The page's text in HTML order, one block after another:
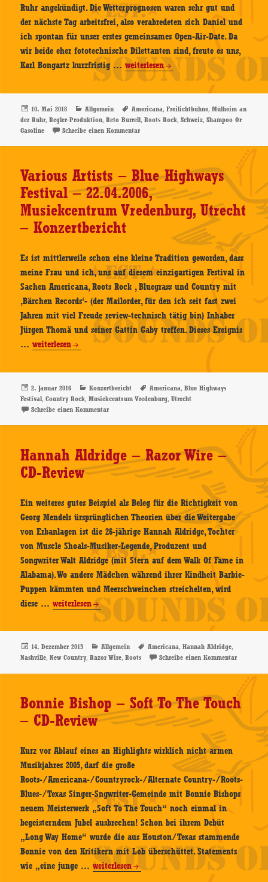
Ruhr angekündigt. Die Wetterprognosen waren sehr gut und
der nächste Tag arbeitsfrei, also verabredeten sich Daniel und
ich spontan für unser erstes gemeinsames Open-Air-Date. Da
wir beide eher fototechnische Dilettanten sind, freute es uns,
Karl Bongartz kurzfristig …Reto
Burrell
–
09.05.2018,
Freilichtbühne,
Mülheim
Ruhr
–
Konzertbericht
weiterlesen
Veröffentlicht
am
10. Mai 2018 Kategorien
Allgemein Schlagwörter
Americana,Freilichtbühne,Mülheim an
der Ruhr,Regler-Produktion,Reto Burrell,Roots Rock,Schweiz,Shampoo Or
Gasoline
Schreibe einen Kommentarzu Reto Burrell – 09.05.2018,
Various Artists – Blue Highways
Festival – 22.04.2006,
Musiekcentrum Vredenburg, Utrecht
– Konzertbericht
Es ist mittlerweile schon eine kleine Tradition geworden, dass
meine Frau und ich, uns auf diesem einzigartigen Festival in
Sachen Americana, Roots Rock , Bluegrass und Country mit
‚Bärchen Records‘- (der Mailorder, für den ich seit fast zwei
Jahren mit viel Freude review-technisch tätig bin) Inhaber
Jürgen Thomä und seiner Gattin Gaby treffen. Dieses Ereignis
…Various
–
Blue
Highways
Musiekcentrum
Vredenburg,
–
Konzertbericht
weiterlesen
Veröffentlicht
am
2. Januar 2016 Kategorien
Konzertbericht Schlagwörter
Americana,Blue Highways
Festival,Country Rock,Musiekcentrum Vredenburg,Utrecht
Schreibe einen Kommentarzu Various Artists – Blue Highways Festival –
Hannah Aldridge – Razor Wire –
CD-Review
Ein weiteres gutes Beispiel als Beleg für die Richtigkeit von
Georg Mendels ürsprünglichen Theorien über die Weitergabe
von Erbanlagen ist die 26-jährige Hannah Aldridge, Tochter
von Muscle Shoals-Musiker-Legende, Produzent und
Songwriter Walt Aldridge (mit Stern auf dem Walk Of Fame in
Alabama). Wo andere Mädchen während ihrer Kindheit Barbie-
Puppen kämmten und Meerschweinchen streichelten, wird
diese …Hannah
–
Razor
Wire
–
Review
weiterlesen
Veröffentlicht
am
14. Dezember 2015 Kategorien
Allgemein Schlagwörter
Americana,Hannah Aldridge,
Nashville,New Country,Razor Wire,Roots Schreibe einen Kommentarzu
Bonnie Bishop – Soft To The Touch
– CD-Review
Kurz vor Ablauf eines an Highlights wirklich nicht armen
Musikjahres 2005, darf die große
Roots-/Americana-/Countryrock-/Alternate Country-/Roots-
Blues-/Texas Singer-Sngwriter-Gemeinde mit Bonnie Bishops
neuem Meisterwerk „Soft To The Touch“ noch einmal in
begeisterndem Jubel ausbrechen! Schon bei ihrem Debüt
„Long Way Home“ wurde die aus Houston/Texas stammende
Bonnie von den Kritikern mit Lob überschüttet. Statements
wie „eine junge …Bonnie
weiterlesen